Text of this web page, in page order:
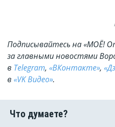
Подписывайтесь на «МОЁ!
за главными новостями
в Telegram, «ВКонтакте»,
в «VK Видео».